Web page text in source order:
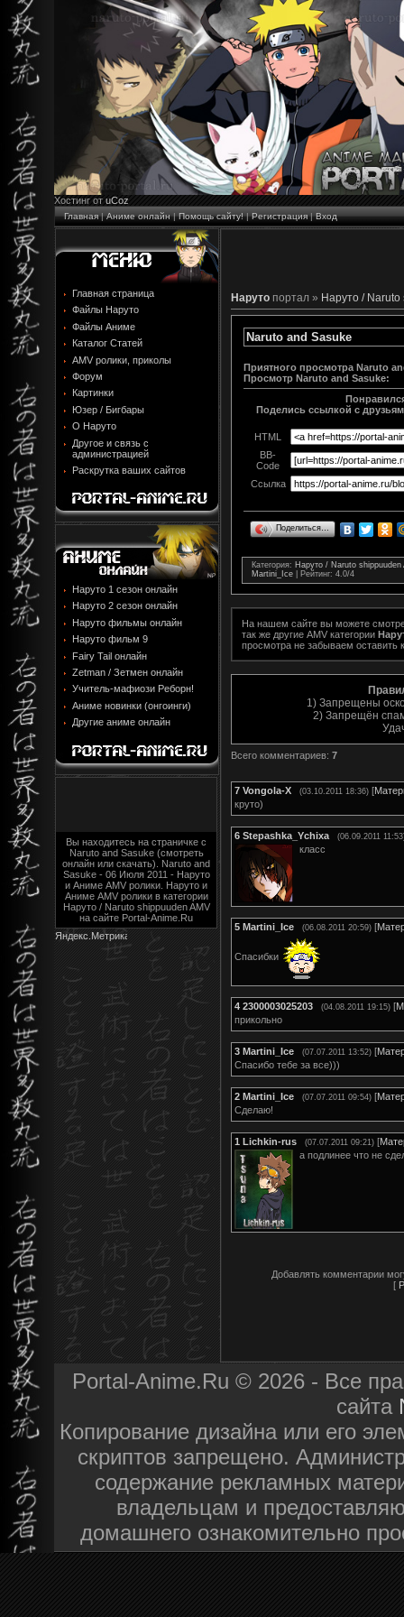
Хостинг от uCoz
Главная|Аниме онлайн|Помощь сайту!|Регистрация|Вход
Главная страница
Файлы Наруто
Файлы Аниме
Каталог Статей
AMV ролики, приколы
Форум
Картинки
Юзер / Бигбары
О Наруто
Другое и связь с
администрацией
Раскрутка ваших сайтов
Наруто 1 сезон онлайн
Наруто 2 сезон онлайн
Наруто фильмы онлайн
Наруто фильм 9
Fairy Tail онлайн
Zetman / Зетмен онлайн
Учитель-мафиози Реборн!
Аниме новинки (онгоинги)
Другие аниме онлайн
Вы находитесь на страничке с
Naruto and Sasuke (смотреть
онлайн или скачать). Naruto and
Sasuke - 06 Июля 2011 - Наруто
и Аниме AMV ролики. Наруто и
Аниме AMV ролики в категории
Наруто / Naruto shippuuden AMV
на сайте Portal-Anime.Ru
Наруто портал » Наруто /
Naruto and Sasuke
Приятного просмотра Naruto
Просмотр Naruto and Sasuke:
Поделись ссылкой с
HTML
BB-
Code
Ссылка
Поделиться…
Категория: Наруто / Naruto shippuuden
Martini_Ice
Рейтинг: 4.0/4
На нашем сайте вы можете
так же другие AMV категории
просмотра не забываем оставить
1) Запрещены
2) Запрещён
Всего комментариев: 7
7 Vongola-X (03.10.2011 18:36) [
круто)
6 Stepashka_Ychixa (06.09.2011
класс
5 Martini_Ice (06.08.2011 20:59) [
Спасибки
4 2300003025203 (04.08.2011 19:15) [
прикольно
3 Martini_Ice (07.07.2011 13:52) [
Спасибо тебе за все)))
2 Martini_Ice (07.07.2011 09:54) [
Сделаю!
1 Lichkin-rus (07.07.2011 09:21) [
а подлинее что не
Добавлять комментарии
[
Portal-Anime.Ru © 2026 - Все
сайта
Копирование дизайна или его
скриптов запрещено.
содержание рекламных
владельцам и
домашнего ознакомительно